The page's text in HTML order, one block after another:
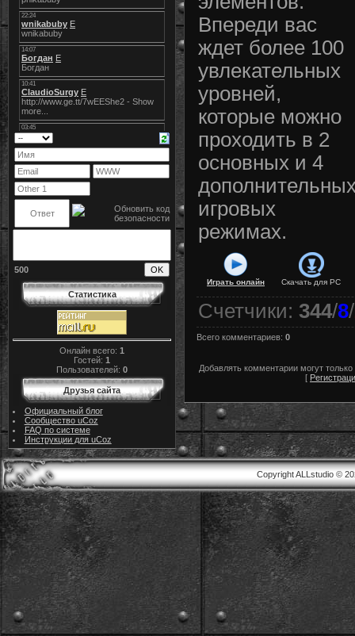
500
Статистика
Онлайн всего: 1
Гостей: 1
Пользователей: 0
Друзья сайта
Официальный блог
Сообщество uCoz
FAQ по системе
Инструкции для uCoz
Впереди вас
ждет более 100
увлекательных
уровней,
которые можно
проходить в 2
основных и 4
игровых
режимах.
Играть онлайн Скачать для PC
Счетчики: 344/8/
Всего комментариев: 0
Добавлять комментарии могут
[
Copyright ALLstudio ©